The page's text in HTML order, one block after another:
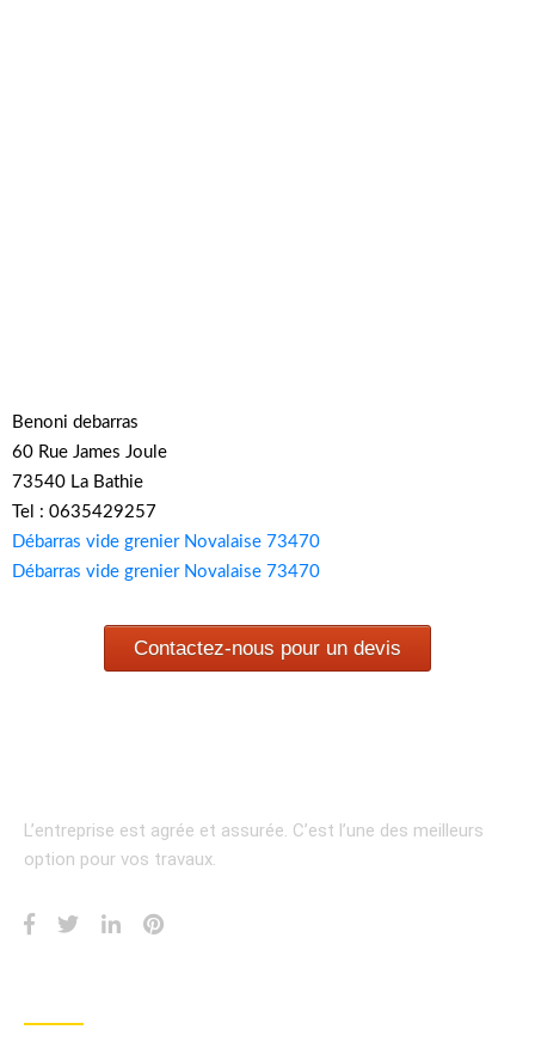
Benoni debarras
60 Rue James Joule
73540 La Bathie
Tel : 0635429257
Débarras vide grenier Novalaise 73470
Débarras vide grenier Novalaise 73470
Contactez-nous pour un devis
L’entreprise est agrée et assurée. C’est l’une des meilleurs
option pour vos travaux.